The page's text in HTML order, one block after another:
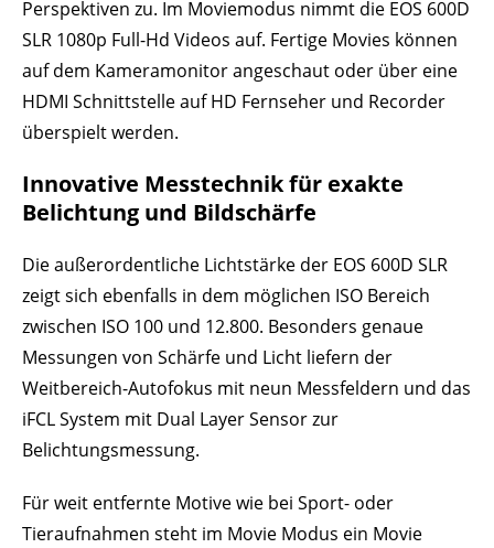
Perspektiven zu. Im Moviemodus nimmt die EOS 600D
SLR 1080p Full-Hd Videos auf. Fertige Movies können
auf dem Kameramonitor angeschaut oder über eine
HDMI Schnittstelle auf HD Fernseher und Recorder
überspielt werden.
Innovative Messtechnik für exakte
Belichtung und Bildschärfe
Die außerordentliche Lichtstärke der EOS 600D SLR
zeigt sich ebenfalls in dem möglichen ISO Bereich
zwischen ISO 100 und 12.800. Besonders genaue
Messungen von Schärfe und Licht liefern der
Weitbereich-Autofokus mit neun Messfeldern und das
iFCL System mit Dual Layer Sensor zur
Belichtungsmessung.
Für weit entfernte Motive wie bei Sport- oder
Tieraufnahmen steht im Movie Modus ein Movie